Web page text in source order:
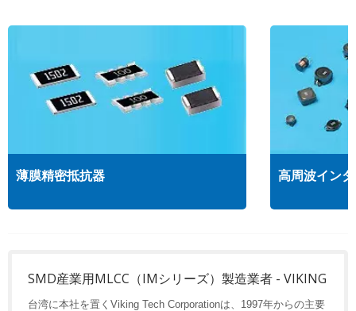
薄膜精密抵抗器 高周波イン
SMD産業用MLCC（IMシリーズ）製造業者 - VIKING
台湾に本社を置くViking Tech Corporationは、1997年からの主要